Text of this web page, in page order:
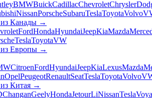
BMWBuickCadillacChevroletChrysler
NissanPorscheSubaruTeslaToyotaVolvo
Канады →
FordHondaHyundaiJeepKiaMazda
TeslaToyotaVW
Европы →
CitroenFordHyundaiJeepKiaLexusMazda
OpelPeugeotRenaultSeatTeslaToyotaVolvo
Китая →
ChanganGeelyHondaJetourLiNissanTesla